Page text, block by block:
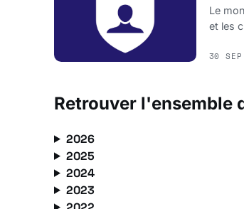
Le
et les
30
Retrouver l'ensemble
2026
2025
2024
2023